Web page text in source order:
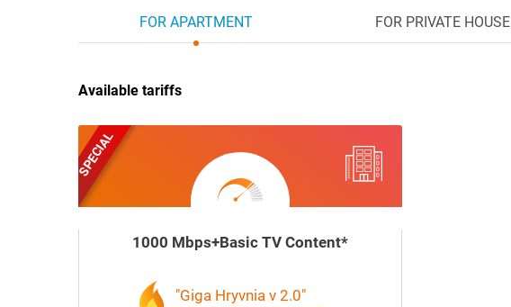
FOR APARTMENT FOR PRIVATE HOUSE
Available tariffs
SPECIAL
1000 Mbps+Basic TV Content*
"Giga Hryvnia v 2.0"